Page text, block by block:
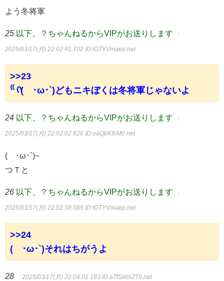
よう冬将軍
25 以下、？ちゃんねるからVIPがお送りします ：
2025/03/17(月) 22:02:41.702 ID:tGTYVmaep.net
>>23
⁽⁽ ᡣ(´･ω･`)どもニキぼくは冬将軍じゃないよ
24 以下、？ちゃんねるからVIPがお送りします ：
2025/03/17(月) 22:02:02.926 ID:oaQbK8iM0.net
(´･ω･`)~
つＴと
26 以下、？ちゃんねるからVIPがお送りします ：
2025/03/17(月) 22:02:58.089 ID:tGTYVmaep.net
>>24
(´･ω･`)それはちがうよ
28 ：2025/03/17(月) 22:04:01.183 ID:aTfSWAZT0.net